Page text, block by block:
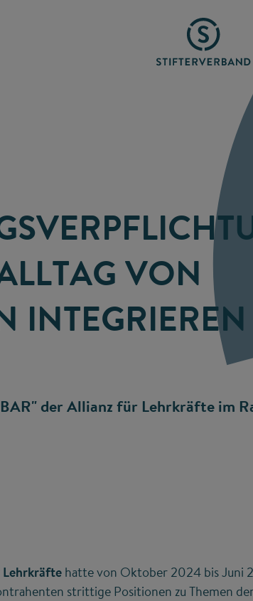
VON
INTEGRIEREN
der Allianz für Lehrkräfte im
hatte von Oktober 2024 bis Juni
strittige Positionen zu Themen